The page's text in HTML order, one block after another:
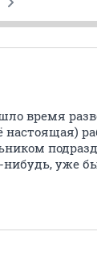
время
нибудь, уже